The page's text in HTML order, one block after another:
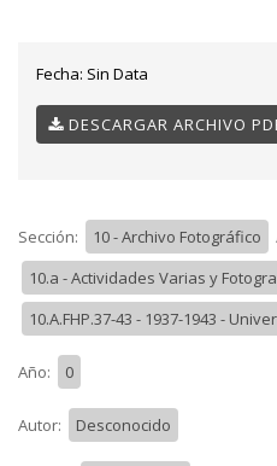
Fecha: Sin Data
DESCARGAR ARCHIVO
Sección: 10 - Archivo Fotográfico
10.a - Actividades Varias y
10.A.FHP.37-43 - 1937-1943 -
Año: 0
Autor: Desconocido